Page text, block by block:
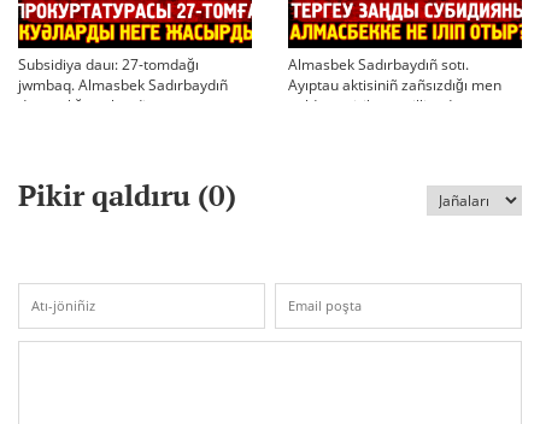
Subsidiya dauı: 27-tomdağı
jwmbaq. Almasbek Sadırbaydıñ
densaulığı sır berdi
Almasbek Sadırbaydıñ sotı.
Ayıptau aktisiniñ zañsızdığı men
qoldan ösirilgen milliondar
Pikir qaldıru (0)